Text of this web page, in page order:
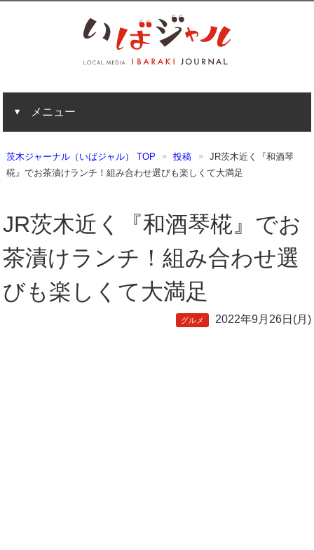
メニュー
茨木ジャーナル（いばジャル） TOP 投稿
JR茨木近く『和酒琴
椛』でお茶漬けランチ！組み合わせ選びも楽しくて大満足
JR茨木近く『和酒琴椛』でお
茶漬けランチ！組み合わせ選
びも楽しくて大満足
グルメ 2022年9月26日(月)